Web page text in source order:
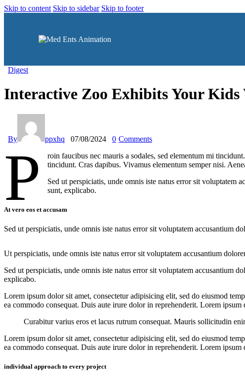
Skip to content Skip to sidebar Skip to footer
Digest
Interactive Zoo Exhibits Your
By ppxhq 07/08/2024 0 Comments
P
roin faucibus nec mauris a sodales, sed elementum mi
tincidunt. Cras dapibus. Vivamus elementum semper nisi.
Sed ut perspiciatis, unde omnis iste natus error sit voluptatem
sunt, explicabo.
At vero eos et accusam
Sed ut perspiciatis, unde omnis iste natus error sit voluptatem accusantium
Ut perspiciatis, unde omnis iste natus error sit voluptatem accusantium
Sed ut perspiciatis, unde omnis iste natus error sit voluptatem accusantium
explicabo.
Lorem ipsum dolor sit amet, consectetur adipisicing elit, sed do eiusmod
ea commodo consequat. Duis aute irure dolor in reprehenderit. Lorem
Curabitur varius eros et lacus rutrum consequat. Mauris sollicitudin
Lorem ipsum dolor sit amet, consectetur adipisicing elit, sed do eiusmod
ea commodo consequat. Duis aute irure dolor in reprehenderit. Lorem
individual approach to every project